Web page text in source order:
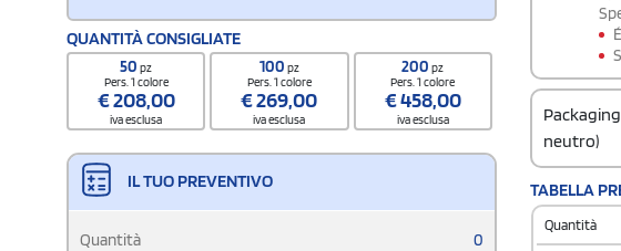
QUANTITÀ CONSIGLIATE
50pz
Pers. 1 colore
€208,00
iva esclusa
100 pz
Pers. 1 colore
€269,00
iva esclusa
200pz
Pers. 1 colore
€458,00
iva esclusa
IL TUO PREVENTIVO
Quantità 0
neutro)
39233010
TABELLA
Quantità